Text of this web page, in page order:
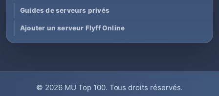
Guides de serveurs privés
Ajouter un serveur Flyff Online
© 2026 MU Top 100. Tous droits réservés.